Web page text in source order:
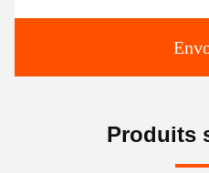
Produits